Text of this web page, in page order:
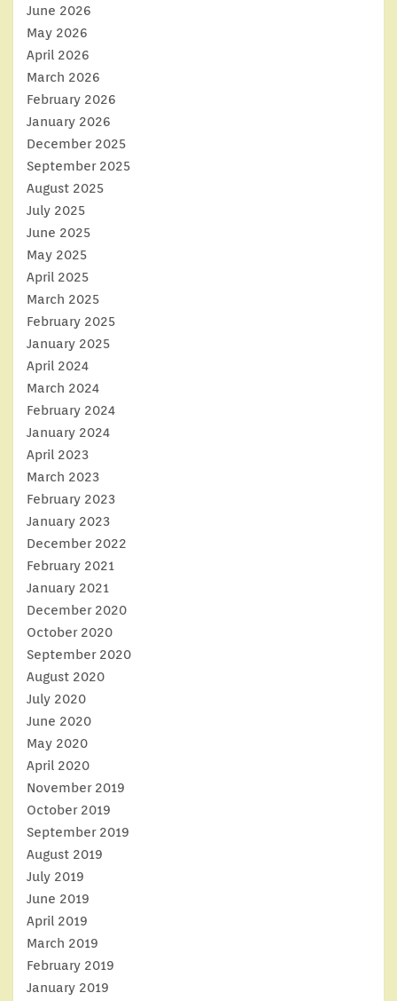
June 2026
May 2026
April 2026
March 2026
February 2026
January 2026
December 2025
September 2025
August 2025
July 2025
June 2025
May 2025
April 2025
March 2025
February 2025
January 2025
April 2024
March 2024
February 2024
January 2024
April 2023
March 2023
February 2023
January 2023
December 2022
February 2021
January 2021
December 2020
October 2020
September 2020
August 2020
July 2020
June 2020
May 2020
April 2020
November 2019
October 2019
September 2019
August 2019
July 2019
June 2019
April 2019
March 2019
February 2019
January 2019